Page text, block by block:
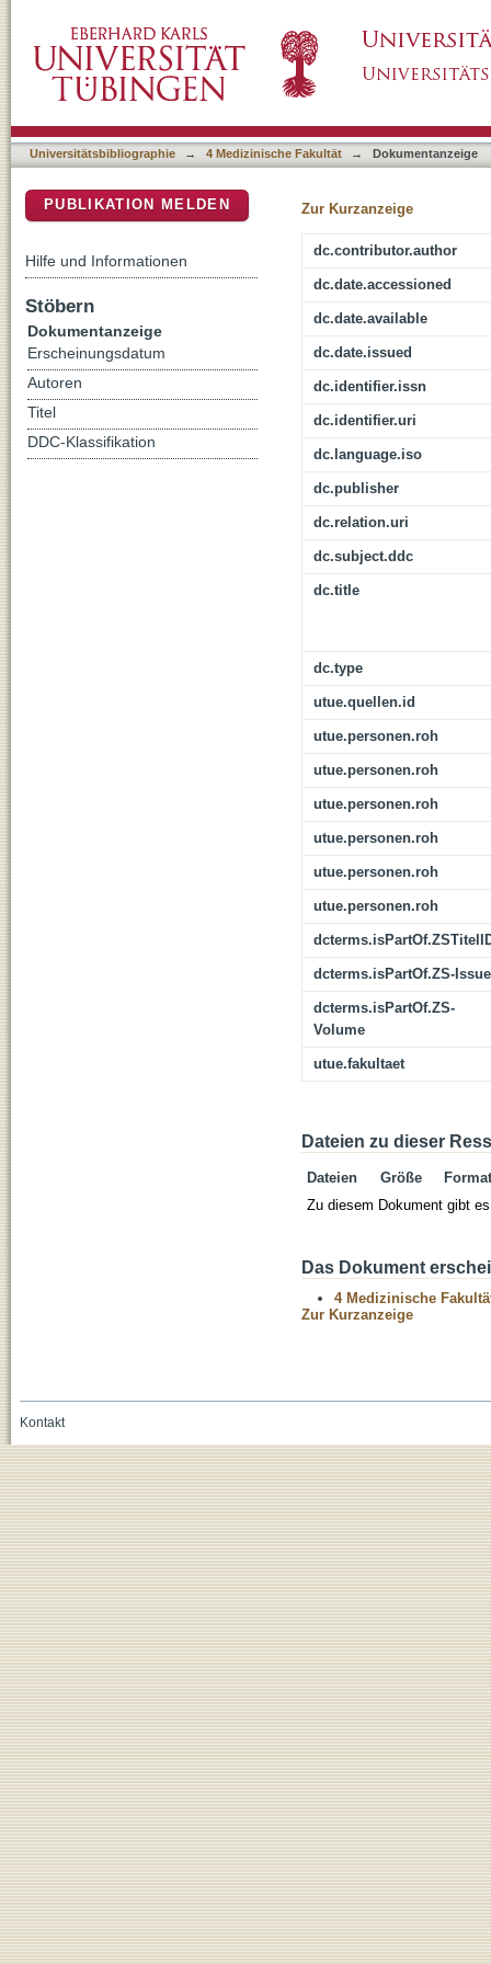
cases of SCIT and 33 symptomatically
Universitätsbibliographie → 4 Medizinische Fakultät → Dokumentanzeige
Zur Kurzanzeige
dc.contributor.author
dc.date.accessioned
dc.date.available
dc.date.issued
dc.identifier.issn
dc.identifier.uri
dc.language.iso
dc.publisher
dc.relation.uri
dc.subject.ddc
dc.title
dc.type
utue.quellen.id
utue.personen.roh
utue.personen.roh
utue.personen.roh
utue.personen.roh
utue.personen.roh
utue.personen.roh
dcterms.isPartOf.ZS-Issue
dcterms.isPartOf.ZS-
Volume
utue.fakultaet
Dateien zu dieser
Dateien Größe
Format
Zu diesem Dokument gibt
Das Dokument
4 Medizinische
Zur Kurzanzeige
PUBLIKATION MELDEN
Hilfe und Informationen
Stöbern
Dokumentanzeige
Erscheinungsdatum
Autoren
Titel
DDC-Klassifikation
Kontakt